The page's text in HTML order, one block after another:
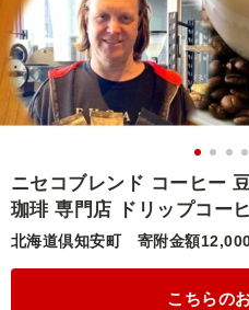
お礼の品から探す
お礼の品をカテゴリや金額で
自治体から探す
ランキング
特集・おすすめ
ニセコブレンド コーヒー
珈琲 専門店 ドリップコー
北海道倶知安町 寄附金額
こちらの